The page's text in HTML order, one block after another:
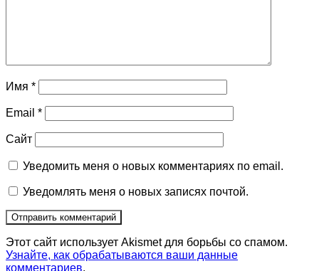
Имя *
Email *
Сайт
Уведомить меня о новых комментариях по email.
Уведомлять меня о новых записях почтой.
Этот сайт использует Akismet для борьбы со спамом.
Узнайте, как обрабатываются ваши данные
комментариев.